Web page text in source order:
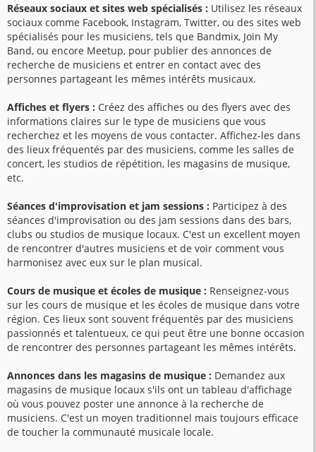
Réseaux sociaux et sites web spécialisés : Utilisez les réseaux
sociaux comme Facebook, Instagram, Twitter, ou des sites web
spécialisés pour les musiciens, tels que Bandmix, Join My
Band, ou encore Meetup, pour publier des annonces de
recherche de musiciens et entrer en contact avec des
personnes partageant les mêmes intérêts musicaux.
Affiches et flyers : Créez des affiches ou des flyers avec des
informations claires sur le type de musiciens que vous
recherchez et les moyens de vous contacter. Affichez-les dans
des lieux fréquentés par des musiciens, comme les salles de
concert, les studios de répétition, les magasins de musique,
etc.
Séances d'improvisation et jam sessions : Participez à des
séances d'improvisation ou des jam sessions dans des bars,
clubs ou studios de musique locaux. C'est un excellent moyen
de rencontrer d'autres musiciens et de voir comment vous
harmonisez avec eux sur le plan musical.
Cours de musique et écoles de musique : Renseignez-vous
sur les cours de musique et les écoles de musique dans votre
région. Ces lieux sont souvent fréquentés par des musiciens
passionnés et talentueux, ce qui peut être une bonne occasion
de rencontrer des personnes partageant les mêmes intérêts.
Annonces dans les magasins de musique : Demandez aux
magasins de musique locaux s'ils ont un tableau d'affichage
où vous pouvez poster une annonce à la recherche de
musiciens. C'est un moyen traditionnel mais toujours efficace
de toucher la communauté musicale locale.